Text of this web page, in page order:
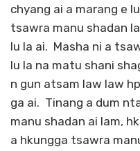
chyang ai a marang e
tsawra manu shadan
lu la ai. Masha ni a
lu la na matu shani
n gun atsam law law
ga ai. Tinang a dum
manu shadan ai lam,
a hkungga tsawra